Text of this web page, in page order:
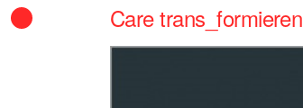
Care trans_formieren